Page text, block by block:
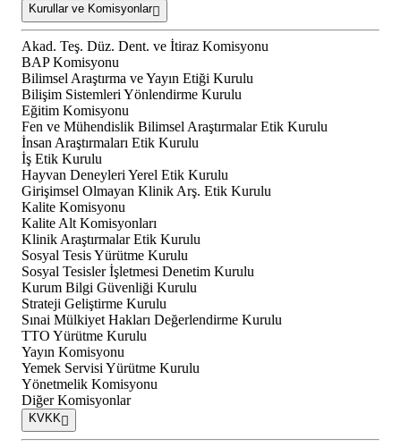
Kurullar ve Komisyonlar
Akad. Teş. Düz. Dent. ve İtiraz Komisyonu
BAP Komisyonu
Bilimsel Araştırma ve Yayın Etiği Kurulu
Bilişim Sistemleri Yönlendirme Kurulu
Eğitim Komisyonu
Fen ve Mühendislik Bilimsel Araştırmalar Etik Kurulu
İnsan Araştırmaları Etik Kurulu
İş Etik Kurulu
Hayvan Deneyleri Yerel Etik Kurulu
Girişimsel Olmayan Klinik Arş. Etik Kurulu
Kalite Komisyonu
Kalite Alt Komisyonları
Klinik Araştırmalar Etik Kurulu
Sosyal Tesis Yürütme Kurulu
Sosyal Tesisler İşletmesi Denetim Kurulu
Kurum Bilgi Güvenliği Kurulu
Strateji Geliştirme Kurulu
Sınai Mülkiyet Hakları Değerlendirme Kurulu
TTO Yürütme Kurulu
Yayın Komisyonu
Yemek Servisi Yürütme Kurulu
Yönetmelik Komisyonu
Diğer Komisyonlar
KVKK